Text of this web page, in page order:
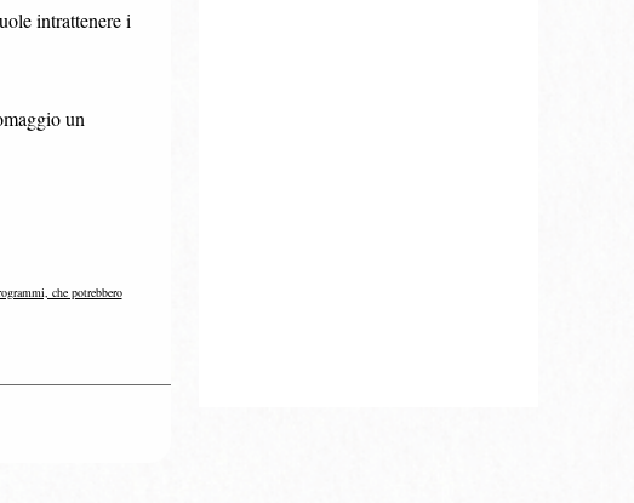
intrattenere i
un
che potrebbero